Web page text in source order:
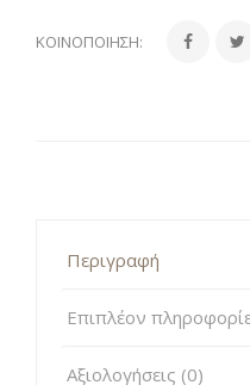
ΚΟΙΝΟΠΟΊΗΣΗ:
Περιγραφή
Επιπλέον
Αξιολογήσεις (0)